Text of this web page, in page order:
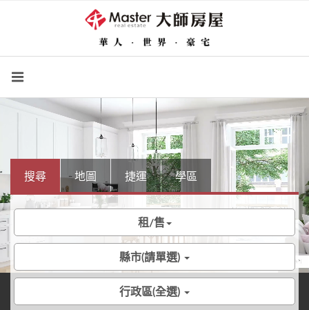
搜尋 地圖 捷運 學區
租/售
縣市(請單選)
行政區(全選)